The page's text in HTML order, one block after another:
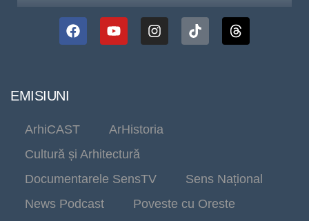
EMISIUNI
ArhiCAST
ArHistoria
Cultură și Arhitectură
Documentarele SensTV
Sens Național
News Podcast
Poveste cu Oreste